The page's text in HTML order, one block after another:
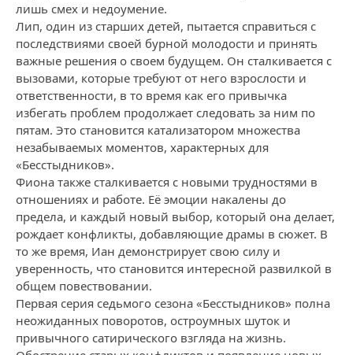
лишь смех и недоумение.
Лип, один из старших детей, пытается справиться с
последствиями своей бурной молодости и принять
важные решения о своем будущем. Он сталкивается с
вызовами, которые требуют от него взрослости и
ответственности, в то время как его привычка
избегать проблем продолжает следовать за ним по
пятам. Это становится катализатором множества
незабываемых моментов, характерных для
«Бесстыдников».
Фиона также сталкивается с новыми трудностями в
отношениях и работе. Её эмоции накалены до
предела, и каждый новый выбор, который она делает,
рождает конфликты, добавляющие драмы в сюжет. В
то же время, Иан демонстрирует свою силу и
уверенность, что становится интересной развилкой в
общем повествовании.
Первая серия седьмого сезона «Бесстыдников» полна
неожиданных поворотов, остроумных шуток и
привычного сатирического взгляда на жизнь.